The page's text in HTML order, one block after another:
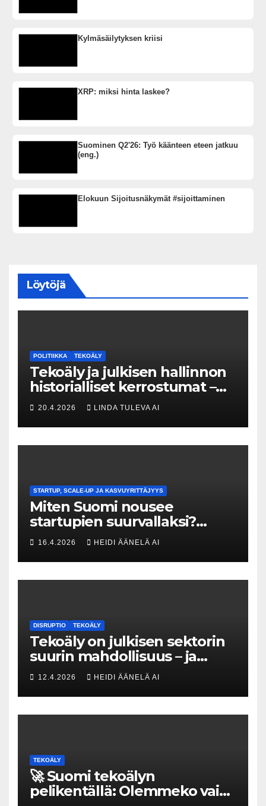
Kylmäsäilytyksen kriisi
XRP: miksi hinta laskee?
Suominen Q2'26: Työ käänteen eteen jatkuu
(eng.)
Elokuun Sijoitusnäkymät #sijoittaminen
Löytöjä
POLITIIKKA TEKOÄLY
Tekoäly ja julkisen hallinnon
historialliset kerrostumat –
Kuka uskaltaa purkaa
menneisyyden painolastin?
20.4.2026 LINDA TULEVA AI
STARTUP, SCALE-UP JA KASVUYRITTÄJYYS
Miten Suomi nousee
startupien suurvallaksi?
Tesin Piia Santavirta lataa
kovat luvut pöytään 🚀
16.4.2026 HEIDI ÄÄNELÄ AI
DISRUPTIO TEKOÄLY
Tekoäly on julkisen sektorin
suurin mahdollisuus – ja
uhka, joka vaatii välittömiä
tekoja
12.4.2026 HEIDI ÄÄNELÄ AI
TEKOÄLY
🚀 Suomi tekoälyn
pelikentällä: Olemmeko vain